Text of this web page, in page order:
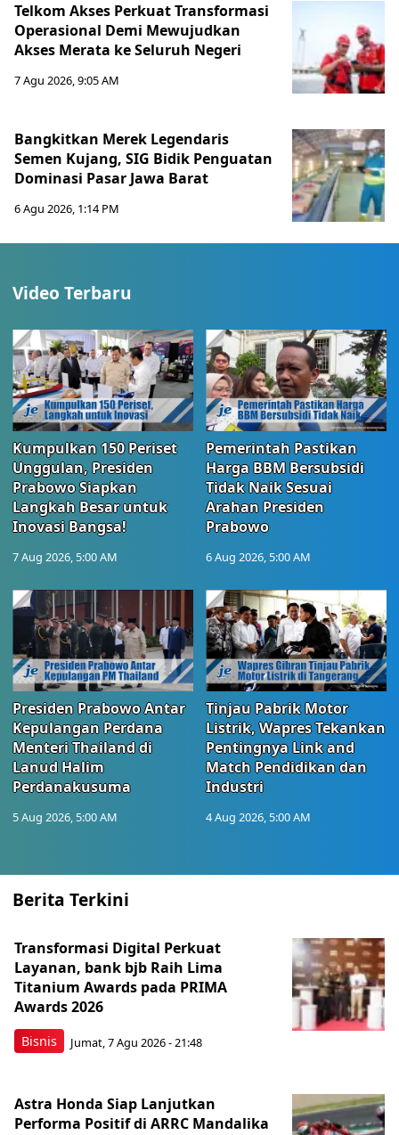
Telkom Akses Perkuat Transformasi
Operasional Demi Mewujudkan
Akses Merata ke Seluruh Negeri
7 Agu 2026, 9:05 AM
Bangkitkan Merek Legendaris
Semen Kujang, SIG Bidik Penguatan
Dominasi Pasar Jawa Barat
6 Agu 2026, 1:14 PM
Video Terbaru
Kumpulkan 150 Periset
Unggulan, Presiden
Prabowo Siapkan
Langkah Besar untuk
Inovasi Bangsa!
7 Aug 2026, 5:00 AM
Pemerintah Pastikan
Harga BBM Bersubsidi
Tidak Naik Sesuai
Arahan Presiden
Prabowo
6 Aug 2026, 5:00 AM
Presiden Prabowo Antar
Kepulangan Perdana
Menteri Thailand di
Lanud Halim
Perdanakusuma
5 Aug 2026, 5:00 AM
Tinjau Pabrik Motor
Listrik, Wapres Tekankan
Pentingnya Link and
Match Pendidikan dan
Industri
4 Aug 2026, 5:00 AM
Berita Terkini
Bisnis
Transformasi Digital Perkuat
Layanan, bank bjb Raih Lima
Titanium Awards pada PRIMA
Awards 2026
Jumat, 7 Agu 2026 - 21:48
Astra Honda Siap Lanjutkan
Performa Positif di ARRC Mandalika